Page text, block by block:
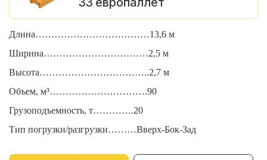
Длина………………………………13,6 м
Ширина……………………………2,5 м
Высота……………………………..2,7 м
Объем, м³………………………….90
Грузоподъемность, т………….20
Тип погрузки/разгрузки………Вверх-Бок-Зад